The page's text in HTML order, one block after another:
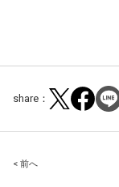
share：
Post
< 前へ